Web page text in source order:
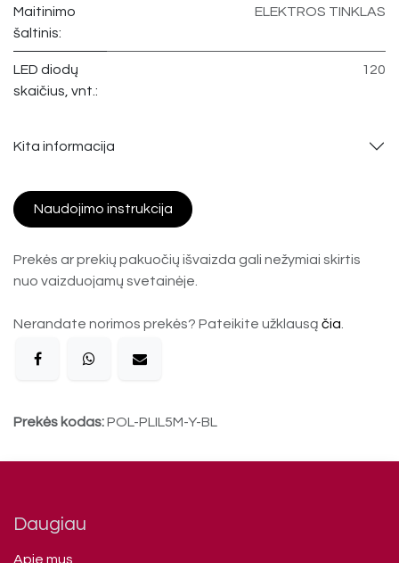
Maitinimo
šaltinis:
ELEKTROS TINKLAS
LED diodų
skaičius, vnt.:
120
Kita informacija
Naudojimo instrukcija
Prekės ar prekių pakuočių išvaizda gali nežymiai skirtis
nuo vaizduojamų svetainėje.
Nerandate norimos prekės? Pateikite užklausą čia
Prekės kodas:POL-PLIL5M-Y-BL
Daugiau
Apie mus